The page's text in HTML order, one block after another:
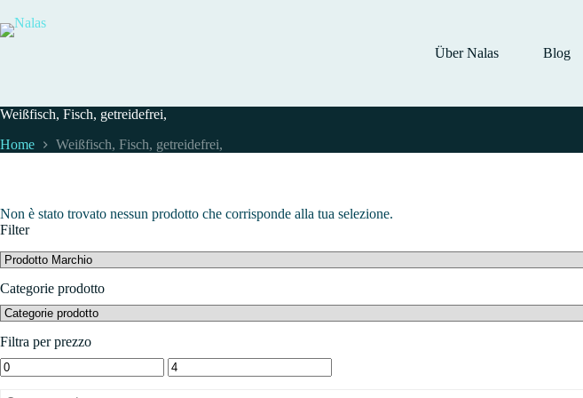
al
contenuto
Über Nalas
Blog
Weißfisch, Fisch, getreidefrei,
Home Weißfisch, Fisch, getreidefrei,
Non è stato trovato nessun prodotto che corrisponde alla tua selezione.
Filter
Categorie prodotto
Filtra per prezzo